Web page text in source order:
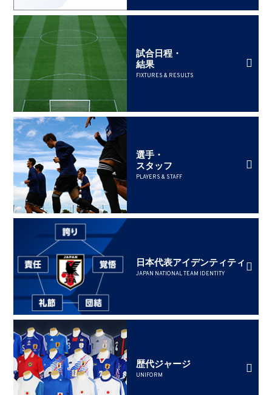
試合日程・
結果
FIXTURES & RESULTS
選手・
スタッフ
PLAYERS & STAFF
日本代表アイデンティティ
JAPAN NATIONAL TEAM IDENTITY
歴代ジャージ
UNIFORM